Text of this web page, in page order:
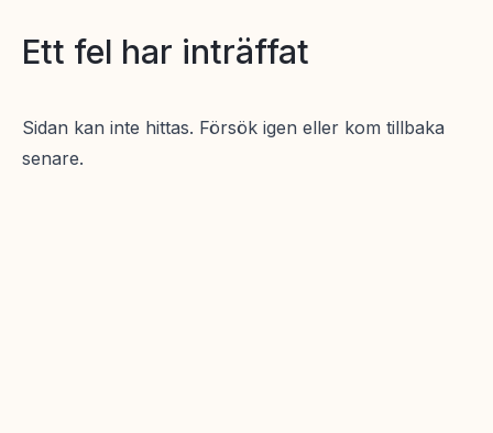
Ett fel har inträffat
Sidan kan inte hittas. Försök igen eller kom tillbaka
senare.